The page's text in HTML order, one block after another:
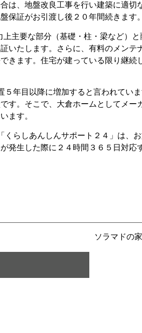
は、地盤改良工事を行い建築に適切
保証がお引渡し後２０年間続きます。
要な部分（基礎・柱・梁など）と
いたします。さらに、有料のメンテ
きます。住宅が建っている限り継続
年目以降に増加すると言われてい
す。そこで、大倉ホームとしてメー
ます。
らしあんしんサポート２４」は、
発生した際に２４時間３６５日対応
ソラマドの家